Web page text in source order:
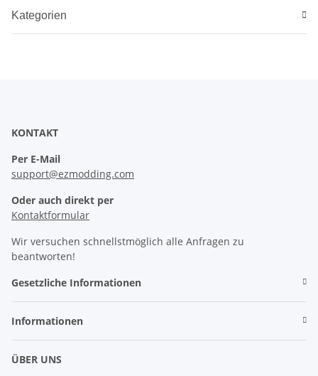
Kategorien
KONTAKT
Per E-Mail
support@ezmodding.com
Oder auch direkt per
Kontaktformular
Wir versuchen schnellstmöglich alle Anfragen zu
beantworten!
Gesetzliche Informationen
Informationen
ÜBER UNS